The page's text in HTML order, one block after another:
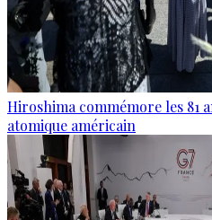
Hiroshima commémore les 81
atomique américain